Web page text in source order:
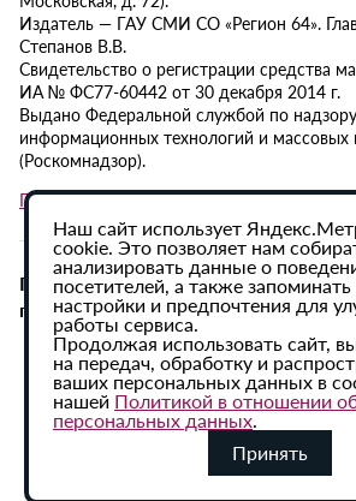
Издатель — ГАУ СМИ СО «Регион 64».
Степанов В.В.
Свидетельство о регистрации средства
ИА № ФС77-60442 от 30 декабря 2014 г.
Выдано Федеральной службой по
информационных технологий и массовых
(Роскомнадзор).
Политика в отношении обработки
При использовании материалов сайта
гиперссылка на ИА «Регион 64»
Наш сайт использует
cookie. Это позволяет нам
анализировать данные о
посетителей, а также
настройки и предпочтения для
работы сервиса.
Продолжая использовать сайт,
на передач, обработку и
ваших персональных данных в
нашей Политикой в отношении
персональных данных.
Принять